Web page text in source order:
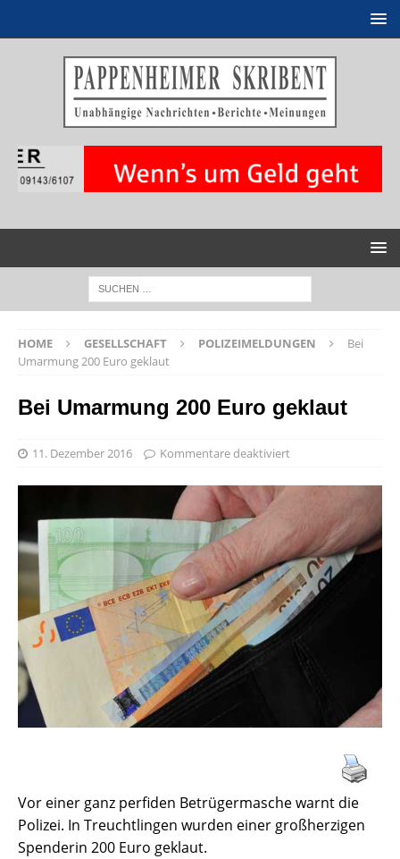
HOME GESELLSCHAFT POLIZEIMELDUNGEN
Bei
Umarmung 200 Euro geklaut
Bei Umarmung 200 Euro geklaut
11. Dezember 2016 Kommentare deaktiviert
Vor einer ganz perfiden Betrügermasche warnt die
Polizei. In Treuchtlingen wurden einer großherzigen
Spenderin 200 Euro geklaut.